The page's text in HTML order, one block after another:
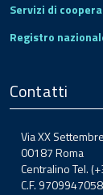
Servizi di
Registro
Contatti
Via XX
00187 Roma
Centralino Tel.
C.F.